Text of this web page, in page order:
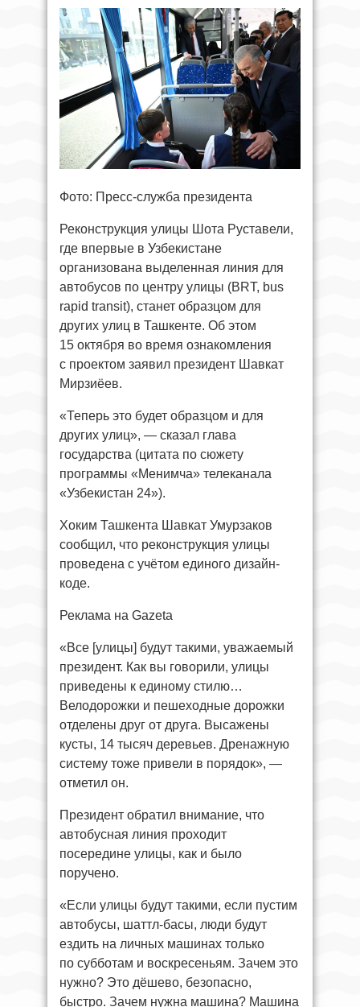
Фото: Пресс-служба президента
Реконструкция улицы Шота Руставели,
где впервые в Узбекистане
организована выделенная линия для
автобусов по центру улицы (BRT, bus
rapid transit), станет образцом для
других улиц в Ташкенте. Об этом
15 октября во время ознакомления
с проектом заявил президент Шавкат
Мирзиёев.
«Теперь это будет образцом и для
других улиц», — сказал глава
государства (цитата по сюжету
программы «Менимча» телеканала
«Узбекистан 24»).
Хоким Ташкента Шавкат Умурзаков
сообщил, что реконструкция улицы
проведена с учётом единого дизайн-
коде.
Реклама на Gazeta
«Все [улицы] будут такими, уважаемый
президент. Как вы говорили, улицы
приведены к единому стилю…
Велодорожки и пешеходные дорожки
отделены друг от друга. Высажены
кусты, 14 тысяч деревьев. Дренажную
систему тоже привели в порядок», —
отметил он.
Президент обратил внимание, что
автобусная линия проходит
посередине улицы, как и было
поручено.
«Если улицы будут такими, если пустим
автобусы, шаттл-басы, люди будут
ездить на личных машинах только
по субботам и воскресеньям. Зачем это
нужно? Это дёшево, безопасно,
быстро. Зачем нужна машина? Машина